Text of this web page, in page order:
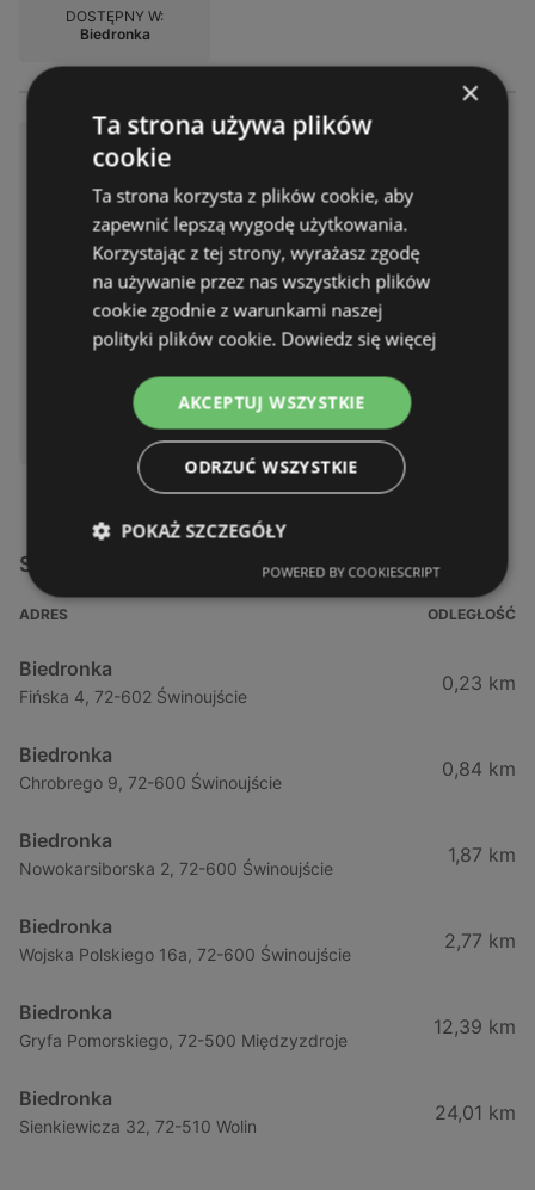
DOSTĘPNY W:
Biedronka
Atrakcyjne oferty specjalne dl
Gazetka – 2 strony
Gazetka ważna do: 08.08.2026
Odległość: 0,23 km
DOSTĘPNY W:
Sklepy Biedronka w pobliżu
ADRES ODLEGŁOŚĆ
Biedronka
Fińska 4, 72-602 Świnoujście
0,23 km
Biedronka
Chrobrego 9, 72-600 Świnoujście
0,84 km
Biedronka
Nowokarsiborska 2, 72-600 Świnoujście
1,87 km
Biedronka
Wojska Polskiego 16a, 72-600 Świnoujście
2,77 km
Biedronka
Gryfa Pomorskiego, 72-500 Międzyzdroje
12,39 km
Biedronka
Sienkiewicza 32, 72-510 Wolin
24,01 km
×
Ta strona używa plików
cookie
Ta strona korzysta z plików cookie, aby
zapewnić lepszą wygodę użytkowania.
Korzystając z tej strony, wyrażasz zgodę
na używanie przez nas wszystkich plików
cookie zgodnie z warunkami naszej
polityki plików cookie. Dowiedz się więcej
AKCEPTUJ WSZYSTKIE
ODRZUĆ WSZYSTKIE
POKAŻ SZCZEGÓŁY
POWERED BY COOKIESCRIPT